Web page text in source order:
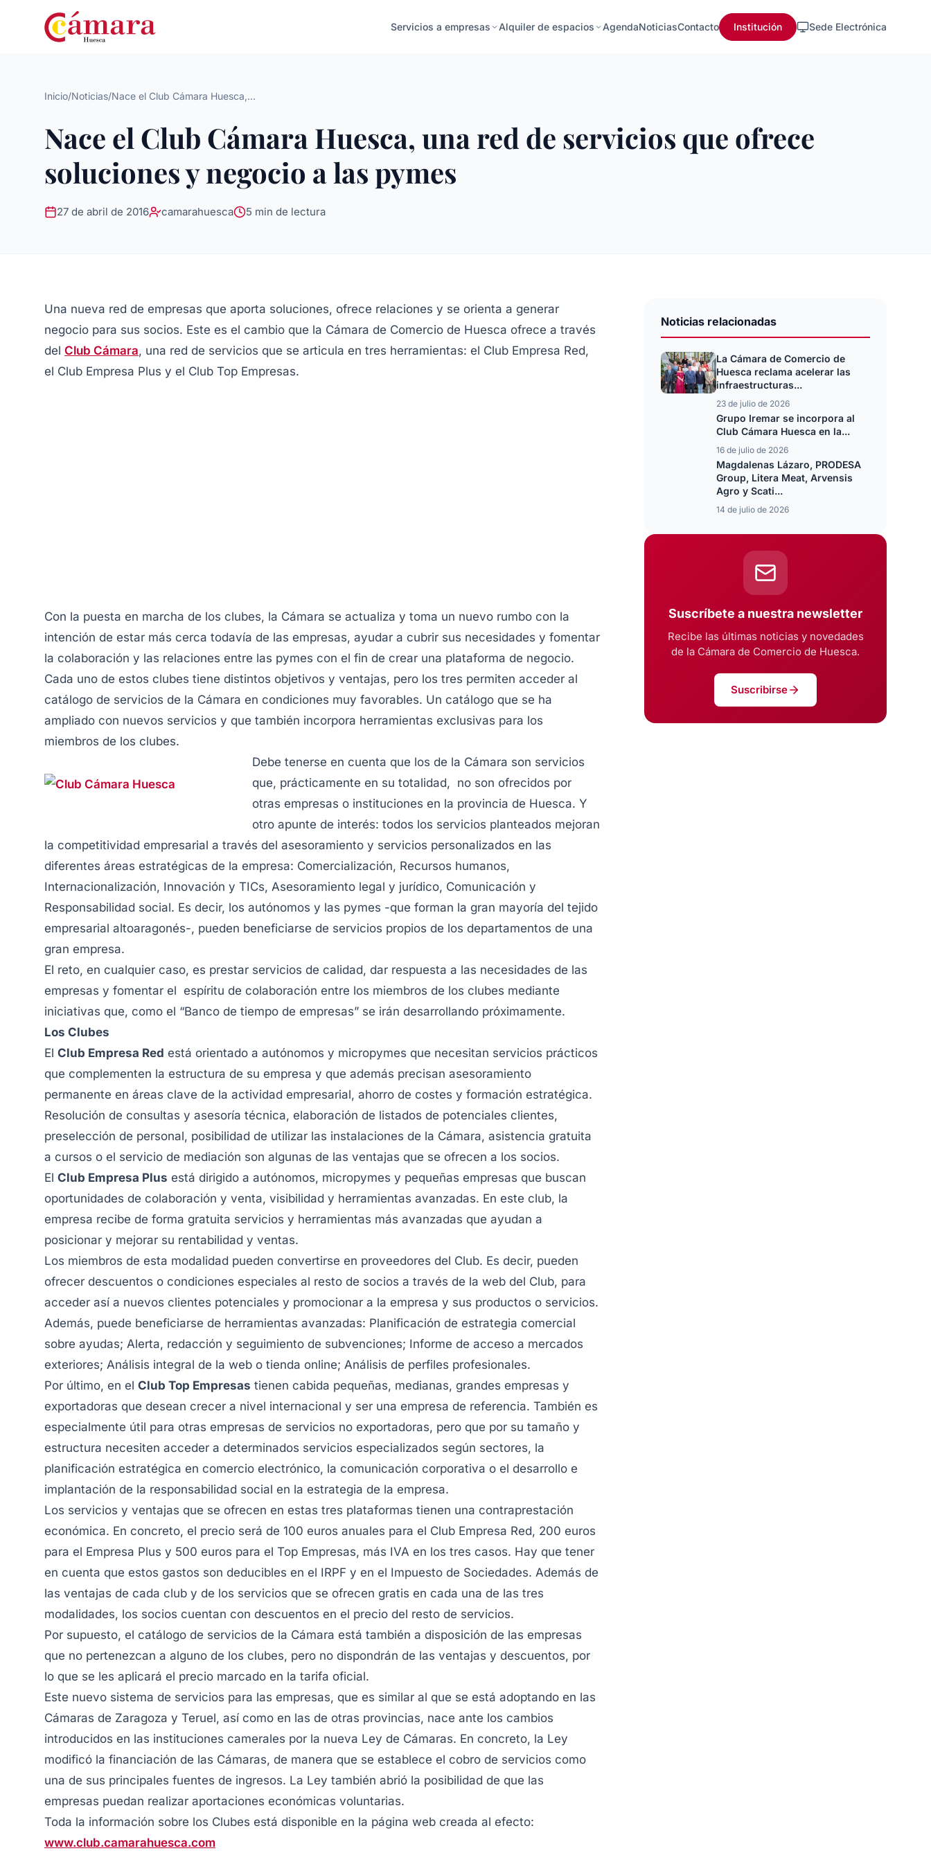
Servicios a empresas Alquiler de espacios AgendaNoticiasContacto Institución Sede Electrónica
Inicio/Noticias/Nace el Club Cámara Huesca,...
Nace el Club Cámara Huesca, una red de servicios que ofrece
soluciones y negocio a las pymes
27 de abril de 2016 camarahuesca 5 min de lectura
Una nueva red de empresas que aporta soluciones, ofrece relaciones y se orienta a generar
negocio para sus socios. Este es el cambio que la Cámara de Comercio de Huesca ofrece a través
del Club Cámara, una red de servicios que se articula en tres herramientas: el Club Empresa Red,
el Club Empresa Plus y el Club Top Empresas.
Con la puesta en marcha de los clubes, la Cámara se actualiza y toma un nuevo rumbo con la
intención de estar más cerca todavía de las empresas, ayudar a cubrir sus necesidades y fomentar
la colaboración y las relaciones entre las pymes con el fin de crear una plataforma de negocio.
Cada uno de estos clubes tiene distintos objetivos y ventajas, pero los tres permiten acceder al
catálogo de servicios de la Cámara en condiciones muy favorables. Un catálogo que se ha
ampliado con nuevos servicios y que también incorpora herramientas exclusivas para los
miembros de los clubes.
Debe tenerse en cuenta que los de la Cámara son servicios
que, prácticamente en su totalidad, no son ofrecidos por
otras empresas o instituciones en la provincia de Huesca. Y
otro apunte de interés: todos los servicios planteados mejoran
la competitividad empresarial a través del asesoramiento y servicios personalizados en las
diferentes áreas estratégicas de la empresa: Comercialización, Recursos humanos,
Internacionalización, Innovación y TICs, Asesoramiento legal y jurídico, Comunicación y
Responsabilidad social. Es decir, los autónomos y las pymes -que forman la gran mayoría del tejido
empresarial altoaragonés-, pueden beneficiarse de servicios propios de los departamentos de una
gran empresa.
El reto, en cualquier caso, es prestar servicios de calidad, dar respuesta a las necesidades de las
empresas y fomentar el espíritu de colaboración entre los miembros de los clubes mediante
iniciativas que, como el “Banco de tiempo de empresas” se irán desarrollando próximamente.
Los Clubes
El Club Empresa Red está orientado a autónomos y micropymes que necesitan servicios prácticos
que complementen la estructura de su empresa y que además precisan asesoramiento
permanente en áreas clave de la actividad empresarial, ahorro de costes y formación estratégica.
Resolución de consultas y asesoría técnica, elaboración de listados de potenciales clientes,
preselección de personal, posibilidad de utilizar las instalaciones de la Cámara, asistencia gratuita
a cursos o el servicio de mediación son algunas de las ventajas que se ofrecen a los socios.
El Club Empresa Plus está dirigido a autónomos, micropymes y pequeñas empresas que buscan
oportunidades de colaboración y venta, visibilidad y herramientas avanzadas. En este club, la
empresa recibe de forma gratuita servicios y herramientas más avanzadas que ayudan a
posicionar y mejorar su rentabilidad y ventas.
Los miembros de esta modalidad pueden convertirse en proveedores del Club. Es decir, pueden
ofrecer descuentos o condiciones especiales al resto de socios a través de la web del Club, para
acceder así a nuevos clientes potenciales y promocionar a la empresa y sus productos o servicios.
Además, puede beneficiarse de herramientas avanzadas: Planificación de estrategia comercial
sobre ayudas; Alerta, redacción y seguimiento de subvenciones; Informe de acceso a mercados
exteriores; Análisis integral de la web o tienda online; Análisis de perfiles profesionales.
Por último, en el Club Top Empresas tienen cabida pequeñas, medianas, grandes empresas y
exportadoras que desean crecer a nivel internacional y ser una empresa de referencia. También es
especialmente útil para otras empresas de servicios no exportadoras, pero que por su tamaño y
estructura necesiten acceder a determinados servicios especializados según sectores, la
planificación estratégica en comercio electrónico, la comunicación corporativa o el desarrollo e
implantación de la responsabilidad social en la estrategia de la empresa.
Los servicios y ventajas que se ofrecen en estas tres plataformas tienen una contraprestación
económica. En concreto, el precio será de 100 euros anuales para el Club Empresa Red, 200 euros
para el Empresa Plus y 500 euros para el Top Empresas, más IVA en los tres casos. Hay que tener
en cuenta que estos gastos son deducibles en el IRPF y en el Impuesto de Sociedades. Además de
las ventajas de cada club y de los servicios que se ofrecen gratis en cada una de las tres
modalidades, los socios cuentan con descuentos en el precio del resto de servicios.
Por supuesto, el catálogo de servicios de la Cámara está también a disposición de las empresas
que no pertenezcan a alguno de los clubes, pero no dispondrán de las ventajas y descuentos, por
lo que se les aplicará el precio marcado en la tarifa oficial.
Este nuevo sistema de servicios para las empresas, que es similar al que se está adoptando en las
Cámaras de Zaragoza y Teruel, así como en las de otras provincias, nace ante los cambios
introducidos en las instituciones camerales por la nueva Ley de Cámaras. En concreto, la Ley
modificó la financiación de las Cámaras, de manera que se establece el cobro de servicios como
una de sus principales fuentes de ingresos. La Ley también abrió la posibilidad de que las
empresas puedan realizar aportaciones económicas voluntarias.
Toda la información sobre los Clubes está disponible en la página web creada al efecto:
www.club.camarahuesca.com
Noticias relacionadas
La Cámara de Comercio de
Huesca reclama acelerar las
infraestructuras...
23 de julio de 2026
Grupo Iremar se incorpora al
Club Cámara Huesca en la...
16 de julio de 2026
Magdalenas Lázaro, PRODESA
Group, Litera Meat, Arvensis
Agro y Scati...
14 de julio de 2026
Suscríbete a nuestra newsletter
Recibe las últimas noticias y novedades
de la Cámara de Comercio de Huesca.
Suscribirse